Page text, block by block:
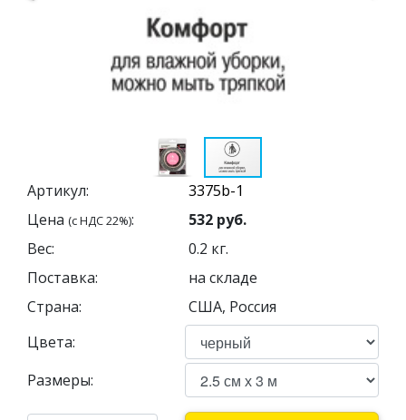
Артикул:
Цена (с НДС 22%): 532 руб.
Вес:
0.2 кг.
Поставка:
на складе
Страна:
США, Россия
Цвета:
Размеры: